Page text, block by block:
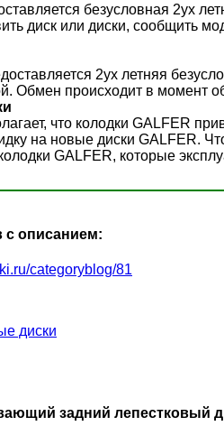
безусловная 2ух
диск или диски, сообщить
2ух летняя
Обмен происходит в момент
что колодки GALFER
на новые диски GALFER.
GALFER, которые
с описанием:
categoryblog/81
диски
задний лепестковый